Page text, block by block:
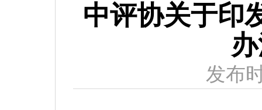
中评协关于印
发布